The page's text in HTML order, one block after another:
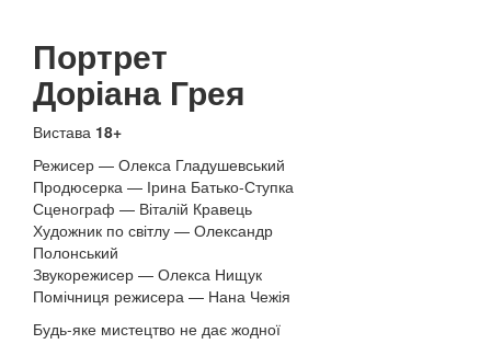
Портрет
Доріана Грея
Вистава 18+
Режисер — Олекса Гладушевський
Продюсерка — Ірина Батько-Ступка
Сценограф — Віталій Кравець
Художник по світлу — Олександр
Полонський
Звукорежисер — Олекса Нищук
Помічниця режисера — Нана Чежія
Будь-яке мистецтво не дає жодної